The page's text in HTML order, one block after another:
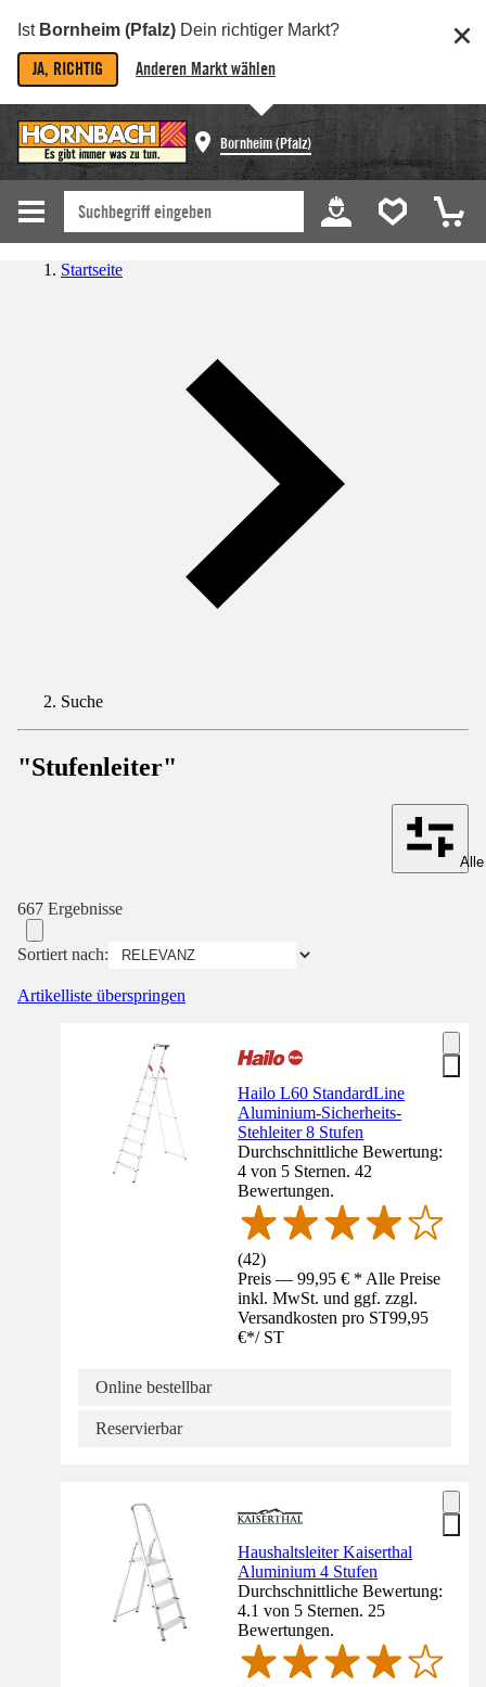
Ist Bornheim (Pfalz) Dein richtiger Markt?
JA, RICHTIG Anderen Markt wählen
Bornheim (Pfalz)
Startseite
Suche
"Stufenleiter"
667 Ergebnisse
Sortiert nach:
Artikelliste überspringen
Hailo L60 StandardLine
Aluminium-Sicherheits-
Stehleiter 8 Stufen
Durchschnittliche Bewertung:
4 von 5 Sternen. 42
Bewertungen.
(42)
Preis — 99,95 € * Alle Preise
inkl. MwSt. und ggf. zzgl.
Versandkosten pro ST99,95
€*/ ST
Online bestellbar
Reservierbar
Haushaltsleiter Kaiserthal
Aluminium 4 Stufen
Durchschnittliche Bewertung:
4.1 von 5 Sternen. 25
Bewertungen.